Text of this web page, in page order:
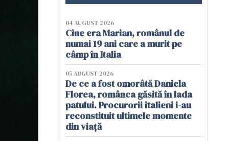
04 AUGUST 2026
Cine era Marian, românul de
numai 19 ani care a murit pe
câmp în Italia
05 AUGUST 2026
De ce a fost omorâtă Daniela
Florea, românca găsită în lada
patului. Procurorii italieni i-au
reconstituit ultimele momente
din viață